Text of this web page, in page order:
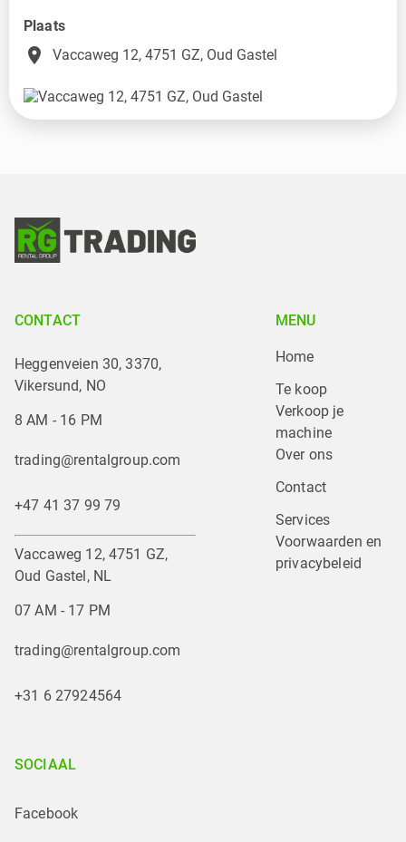
Plaats
place Vaccaweg 12, 4751 GZ, Oud Gastel
CONTACT
Heggenveien 30, 3370,
Vikersund, NO
8 AM - 16 PM
trading@rentalgroup.com
+47 41 37 99 79
Vaccaweg 12, 4751 GZ,
Oud Gastel, NL
07 AM - 17 PM
trading@rentalgroup.com
+31 6 27924564
MENU
Home
Te koop
Verkoop je
machine
Over ons
Contact
Services
Voorwaarden en
privacybeleid
SOCIAAL
Facebook